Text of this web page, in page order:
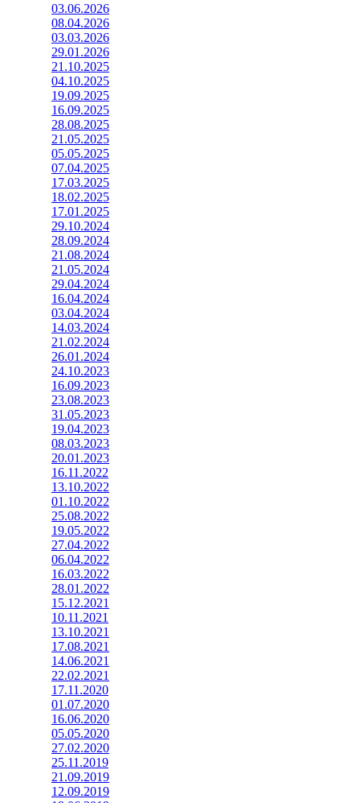
03.06.2026
08.04.2026
03.03.2026
29.01.2026
21.10.2025
04.10.2025
19.09.2025
16.09.2025
28.08.2025
21.05.2025
05.05.2025
07.04.2025
17.03.2025
18.02.2025
17.01.2025
29.10.2024
28.09.2024
21.08.2024
21.05.2024
29.04.2024
16.04.2024
03.04.2024
14.03.2024
21.02.2024
26.01.2024
24.10.2023
16.09.2023
23.08.2023
31.05.2023
19.04.2023
08.03.2023
20.01.2023
16.11.2022
13.10.2022
01.10.2022
25.08.2022
19.05.2022
27.04.2022
06.04.2022
16.03.2022
28.01.2022
15.12.2021
10.11.2021
13.10.2021
17.08.2021
14.06.2021
22.02.2021
17.11.2020
01.07.2020
16.06.2020
05.05.2020
27.02.2020
25.11.2019
21.09.2019
12.09.2019